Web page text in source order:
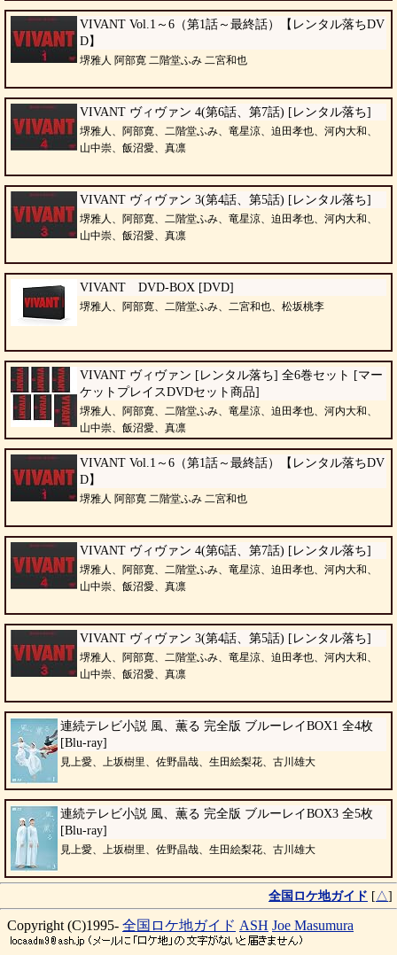
VIVANT Vol.1～6（第1話～最終話）【レンタル落ちDV
D】
堺雅人 阿部寛 二階堂ふみ 二宮和也
VIVANT ヴィヴァン 4(第6話、第7話) [レンタル落ち]
堺雅人、阿部寛、二階堂ふみ、竜星涼、迫田孝也、河内大和、
山中崇、飯沼愛、真凛
VIVANT ヴィヴァン 3(第4話、第5話) [レンタル落ち]
堺雅人、阿部寛、二階堂ふみ、竜星涼、迫田孝也、河内大和、
山中崇、飯沼愛、真凛
VIVANT DVD-BOX [DVD]
堺雅人、阿部寛、二階堂ふみ、二宮和也、松坂桃李
VIVANT ヴィヴァン [レンタル落ち] 全6巻セット [マー
ケットプレイスDVDセット商品]
堺雅人、阿部寛、二階堂ふみ、竜星涼、迫田孝也、河内大和、
山中崇、飯沼愛、真凛
VIVANT Vol.1～6（第1話～最終話）【レンタル落ちDV
D】
堺雅人 阿部寛 二階堂ふみ 二宮和也
VIVANT ヴィヴァン 4(第6話、第7話) [レンタル落ち]
堺雅人、阿部寛、二階堂ふみ、竜星涼、迫田孝也、河内大和、
山中崇、飯沼愛、真凛
VIVANT ヴィヴァン 3(第4話、第5話) [レンタル落ち]
堺雅人、阿部寛、二階堂ふみ、竜星涼、迫田孝也、河内大和、
山中崇、飯沼愛、真凛
連続テレビ小説 風、薫る 完全版 ブルーレイBOX1 全4枚
[Blu-ray]
見上愛、上坂樹里、佐野晶哉、生田絵梨花、古川雄大
連続テレビ小説 風、薫る 完全版 ブルーレイBOX3 全5枚
[Blu-ray]
見上愛、上坂樹里、佐野晶哉、生田絵梨花、古川雄大
全国ロケ地ガイド [ △]
Copyright (C)1995- 全国ロケ地ガイド ASH Joe Masumura